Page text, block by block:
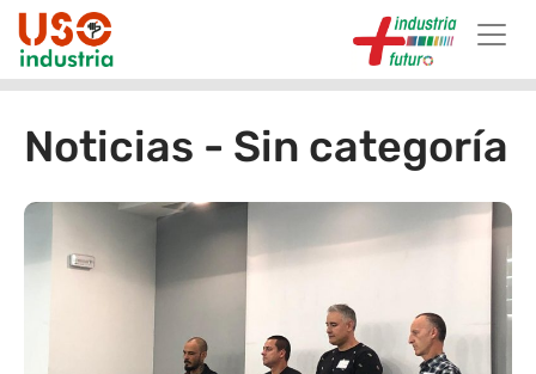
Skip to main content
Noticias - Sin categoría